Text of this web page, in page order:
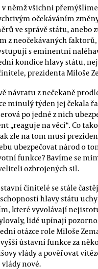
v němž všichni
očekáváním
ve správě státu, anebo
z neočekávaných
s eminentní
kondice hlavy státu,
prezidenta Miloše
návratu z nečekaně
minulý týden jej čekala
po jedné z nich
„reaguje na věci“. Co
zle na tom musí
ubezpečovat národ o
funkce? Bavíme se
ozbrojených sil.
činitelé se stále
hlavy státu
které vyvolávají
lidé upínají
otázce role Miloše
ústavní funkce za
vlády a pověřovat
nové.